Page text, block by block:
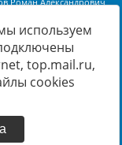
files/reestr-
на22.03.2024
используем
top.mail.ru,
cookies